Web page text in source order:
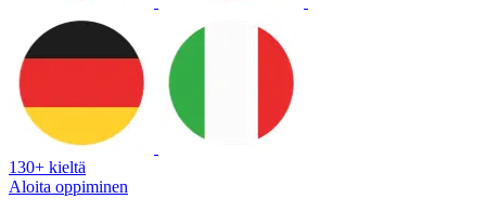
130+ kieltä
Aloita oppiminen